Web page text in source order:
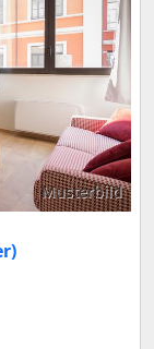
Musterbild